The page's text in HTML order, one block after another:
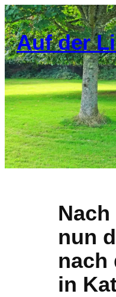
Zum
Inhalt
springen
Auf der
nun
nach
in